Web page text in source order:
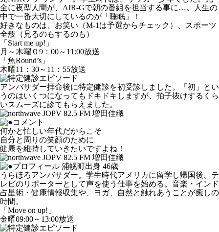
全に夜型人間が、AIR-Gで朝の番組を担当する事に…。人生の
中で一番大切にしているのが「睡眠」！
好きなものは、お笑い（M-1は予選からチェック）、スポーツ
全般（見るのもするのも）
「Start me up!」
月～木曜０9：00～11:00放送
「魚Round’s」
木曜11：30～11：55放送
アンバサダー拝命後に特定健診を初受診しました。「初」とい
うのはいくつになってもドキドキしますが、拍子抜けするくら
いスムーズに診てもらえました。
何かと忙しい年代だからこそ
自分と周りの笑顔のために
健康を維持していきたいですよね！
浦幌町出身 46歳
うらほろアンバサダー。学生時代アメリカに留学し帰国後、テ
レビのリポーターとして声を使う仕事を始める。音楽・インド
占星術・健康情報収集や、ヨガ、自然と触れあうことが癒しの
時間。
「Move on up!」
金曜09:00～13:00放送